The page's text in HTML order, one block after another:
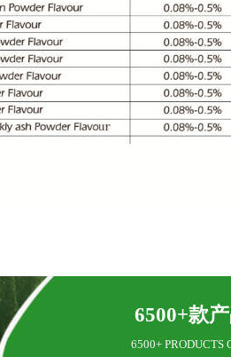
6500+款
6500+ PRODUCTS